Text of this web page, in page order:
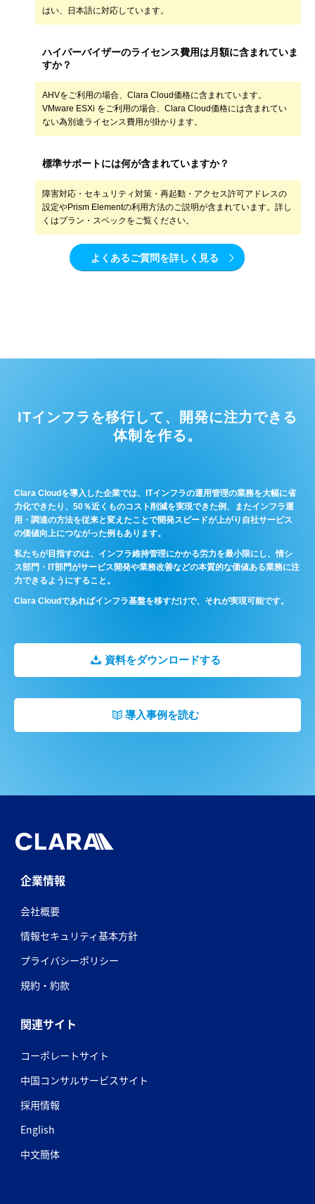
はい、日本語に対応しています。
ハイパーバイザーのライセンス費用は月額に含まれていま
すか？
AHVをご利用の場合、Clara Cloud価格に含まれています。
VMware ESXi をご利用の場合、Clara Cloud価格には含まれてい
ない為別途ライセンス費用が掛かります。
標準サポートには何が含まれていますか？
障害対応・セキュリティ対策・再起動・アクセス許可アドレスの
設定やPrism Elementの利用方法のご説明が含まれています。詳し
くはプラン・スペックをご覧ください。
よくあるご質問を詳しく見る
ITインフラを移行して、開発に注力できる
体制を作る。
Clara Cloudを導入した企業では、ITインフラの運用管理の業務を大幅に省
力化できたり、50％近くものコスト削減を実現できた例、またインフラ運
用・調達の方法を従来と変えたことで開発スピードが上がり自社サービス
の価値向上につながった例もあります。
私たちが目指すのは、インフラ維持管理にかかる労力を最小限にし、情シ
ス部門・IT部門がサービス開発や業務改善などの本質的な価値ある業務に注
力できるようにすること。
Clara Cloudであればインフラ基盤を移すだけで、それが実現可能です。
資料をダウンロードする
導入事例を読む
企業情報
会社概要
情報セキュリティ基本方針
プライバシーポリシー
規約・約款
関連サイト
コーポレートサイト
中国コンサルサービスサイト
採用情報
English
中文簡体